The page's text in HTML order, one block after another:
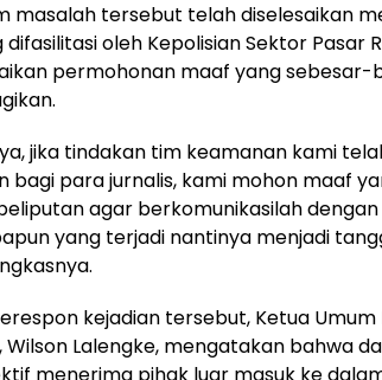
masalah tersebut telah diselesaikan
oleh Kepolisian Sektor Pasar
permohonan maaf yang sebesar-
jika tindakan tim keamanan kami
bagi para jurnalis, kami mohon maaf
agar berkomunikasilah dengan
yang terjadi nantinya menjadi
kejadian tersebut, Ketua
Wilson Lalengke, mengatakan bahwa